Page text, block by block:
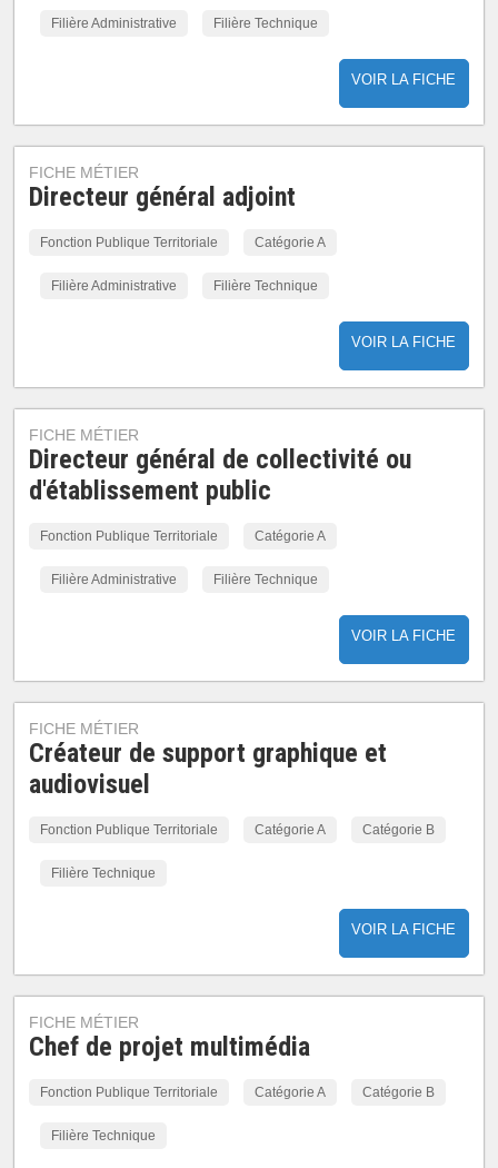
Filière Administrative Filière Technique
VOIR LA FICHE
FICHE MÉTIER
Directeur général adjoint
Fonction Publique Territoriale Catégorie A
Filière Administrative Filière Technique
VOIR LA FICHE
FICHE MÉTIER
Directeur général de collectivité ou
d'établissement public
Fonction Publique Territoriale Catégorie A
Filière Administrative Filière Technique
VOIR LA FICHE
FICHE MÉTIER
Créateur de support graphique et
audiovisuel
Fonction Publique Territoriale Catégorie A Catégorie B
Filière Technique
VOIR LA FICHE
FICHE MÉTIER
Chef de projet multimédia
Fonction Publique Territoriale Catégorie A Catégorie B
Filière Technique